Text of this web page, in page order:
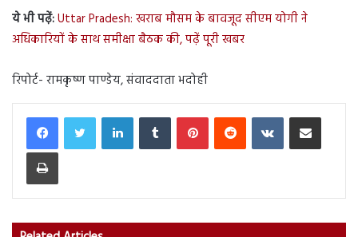
ये भी पढ़ें:Uttar Pradesh: खराब मौसम के बावजूद सीएम योगी ने
अधिकारियों के साथ समीक्षा बैठक की, पढ़ें पूरी खबर
रिपोर्ट- रामकृष्ण पाण्डेय, संवाददाता भदोही
LinkedInTumblr PinterestReddit VKontakteShare via Email
Print